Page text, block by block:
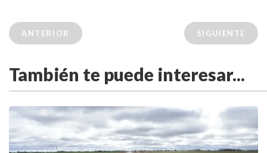
ANTERIOR SIGUIENTE
También te puede interesar...